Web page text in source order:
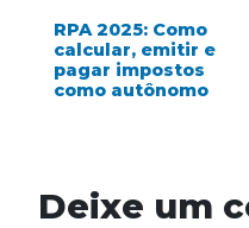
RPA 2025: Como
calcular, emitir e
pagar impostos
como autônomo
Deixe um